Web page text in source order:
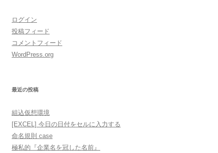
ログイン
投稿フィード
コメントフィード
WordPress.org
最近の投稿
組込仮想環境
[EXCEL] 今日の日付をセルに入力する
命名規則 case
極私的『企業名を冠した名前』